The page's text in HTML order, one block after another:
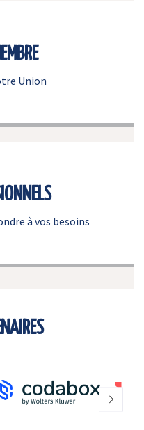
Union
à vos besoins